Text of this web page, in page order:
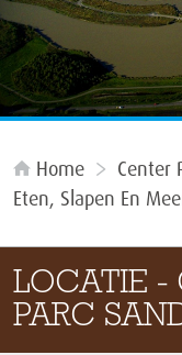
Home
Center
Eten, Slapen En
LOCATIE -
PARC